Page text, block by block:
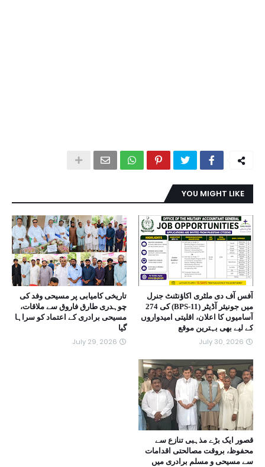
YOU MIGHT LIKE
آفس آف دی ملٹری اکاؤنٹنٹ جنرل
میں جونیئر آڈیٹر (BPS-11) کی 274
آسامیوں کا اعلان، اقلیتی امیدواروں
کے لیے بھی بہترین موقع
July 30, 2026
تاریخی کامیابی پر مسیحی وفد کی
چوہدری طارق فاروق سے ملاقات،
مسیحی برادری کے اعتماد کو سراہا
گیا
July 29, 2026
قصور ایک بڑے مذہبی تنازع سے
محفوظ، بروقت مصالحتی اقدامات
سے مسیحی و مسلم برادری میں